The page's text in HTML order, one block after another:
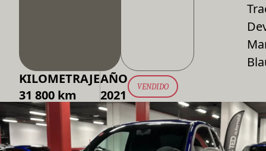
KILOMETRAJE
31 800 km
AÑO
2021
VENDIDO